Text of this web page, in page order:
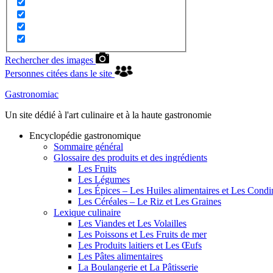
Rechercher des images
Personnes citées dans le site
Gastronomiac
Un site dédié à l'art culinaire et à la haute gastronomie
Encyclopédie gastronomique
Sommaire général
Glossaire des produits et des ingrédients
Les Fruits
Les Légumes
Les Épices – Les Huiles alimentaires et Les
Les Céréales – Le Riz et Les Graines
Lexique culinaire
Les Viandes et Les Volailles
Les Poissons et Les Fruits de mer
Les Produits laitiers et Les Œufs
Les Pâtes alimentaires
La Boulangerie et La Pâtisserie